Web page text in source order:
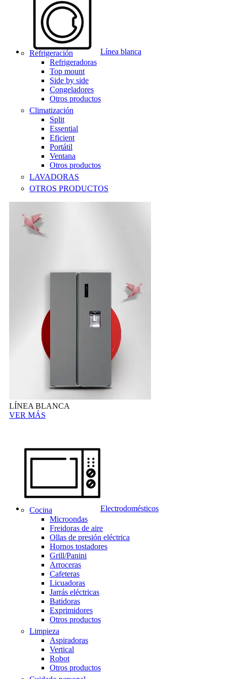
Línea blanca
Refrigeración
Refrigeradoras
Top mount
Side by side
Congeladores
Otros productos
Climatización
Split
Essential
Eficient
Portátil
Ventana
Otros productos
LAVADORAS
OTROS PRODUCTOS
LÍNEA BLANCA
VER MÁS
Electrodomésticos
Cocina
Microondas
Freidoras de aire
Ollas de presión eléctrica
Hornos tostadores
Grill/Panini
Arroceras
Cafeteras
Licuadoras
Jarrás eléctricas
Batidoras
Exprimidores
Otros productos
Limpieza
Aspiradoras
Vertical
Robot
Otros productos